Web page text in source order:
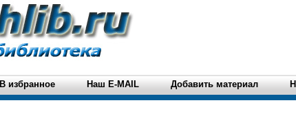
В избранное Наш E-MAIL Добавить материал